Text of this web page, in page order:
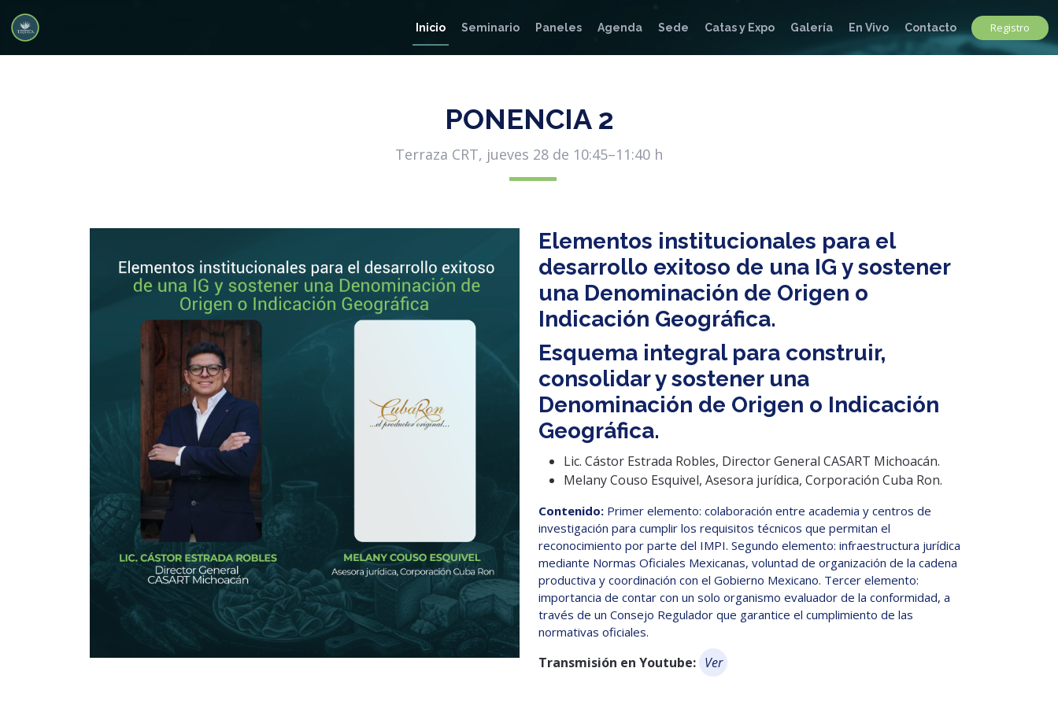
Inicio Seminario Paneles Agenda Sede Catas y Expo Galería En Vivo Contacto Registro
PONENCIA 2
Terraza CRT, jueves 28 de 10:45–11:40 h
Elementos institucionales para el
desarrollo exitoso de una IG y sostener
una Denominación de Origen o
Indicación Geográfica.
Esquema integral para construir,
consolidar y sostener una
Denominación de Origen o Indicación
Geográfica.
Lic. Cástor Estrada Robles, Director General CASART Michoacán.
Melany Couso Esquivel, Asesora jurídica, Corporación Cuba Ron.
Contenido: Primer elemento: colaboración entre academia y centros de
investigación para cumplir los requisitos técnicos que permitan el
reconocimiento por parte del IMPI. Segundo elemento: infraestructura jurídica
mediante Normas Oficiales Mexicanas, voluntad de organización de la cadena
productiva y coordinación con el Gobierno Mexicano. Tercer elemento:
importancia de contar con un solo organismo evaluador de la conformidad, a
través de un Consejo Regulador que garantice el cumplimiento de las
normativas oficiales.
Transmisión en Youtube: Ver